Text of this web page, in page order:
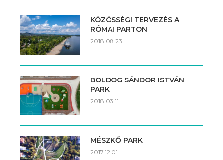
KÖZÖSSÉGI TERVEZÉS A
RÓMAI PARTON
2018.08.23.
BOLDOG SÁNDOR ISTVÁN
PARK
2018.03.11.
MÉSZKŐ PARK
2017.12.01.